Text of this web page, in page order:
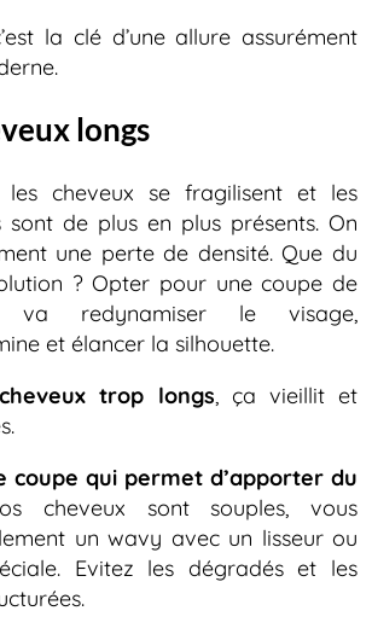
la clé d’une allure assurément
longs
cheveux se fragilisent et les
sont de plus en plus présents. On
une perte de densité. Que du
? Opter pour une coupe de
va redynamiser le visage,
et élancer la silhouette.
cheveux trop longs, ça vieillit et
coupe qui permet d’apporter du
cheveux sont souples, vous
un wavy avec un lisseur ou
Evitez les dégradés et les